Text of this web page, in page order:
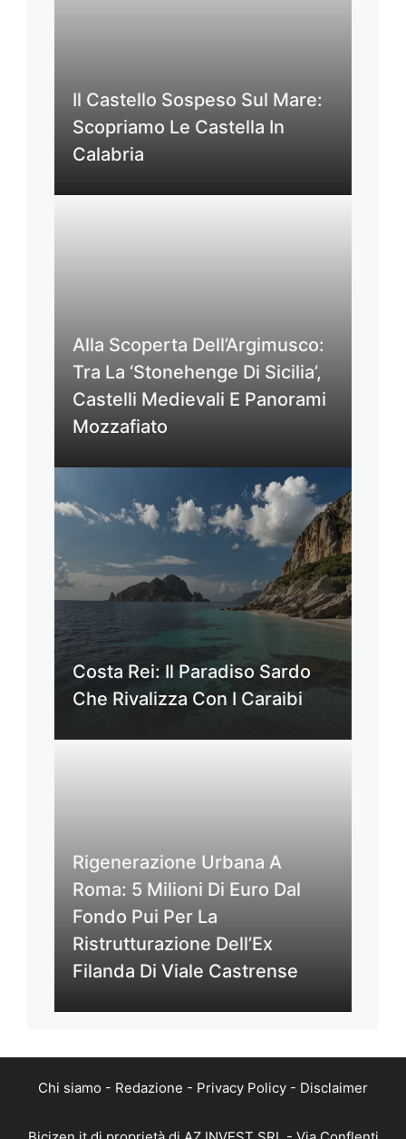
Il Castello Sospeso Sul Mare:
Scopriamo Le Castella In
Calabria
Alla Scoperta Dell’Argimusco:
Tra La ‘Stonehenge Di Sicilia’,
Castelli Medievali E Panorami
Mozzafiato
Costa Rei: Il Paradiso Sardo
Che Rivalizza Con I Caraibi
Rigenerazione Urbana A
Roma: 5 Milioni Di Euro Dal
Fondo Pui Per La
Ristrutturazione Dell’Ex
Filanda Di Viale Castrense
Chi siamo - Redazione - Privacy Policy - Disclaimer